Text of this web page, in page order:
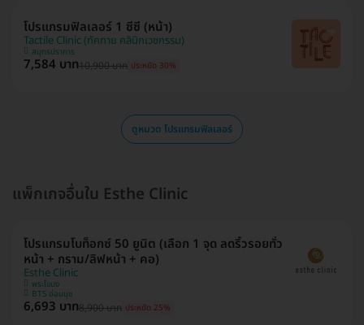
โปรแกรมฟิลเลอร์ 1 ซีซี (หน้า)
Tactile Clinic (ทัคทาย คลินิกเวชกรรม)
สมุทรปราการ
7,584 บาท10,900 บาท ประหยัด 30%
ดูหมวด โปรแกรมฟิลเลอร์
แพ็กเกจอื่นใน Esthe Clinic
โปรแกรมโบท็อกซ์ 50 ยูนิต (เลือก 1 จุด ลดริ้วรอยทั่ว
หน้า + กราม/ลิฟหน้า + คอ)
Esthe Clinic
พระโขนง
BTS อ่อนนุช
6,693 บาท8,900 บาท ประหยัด 25%